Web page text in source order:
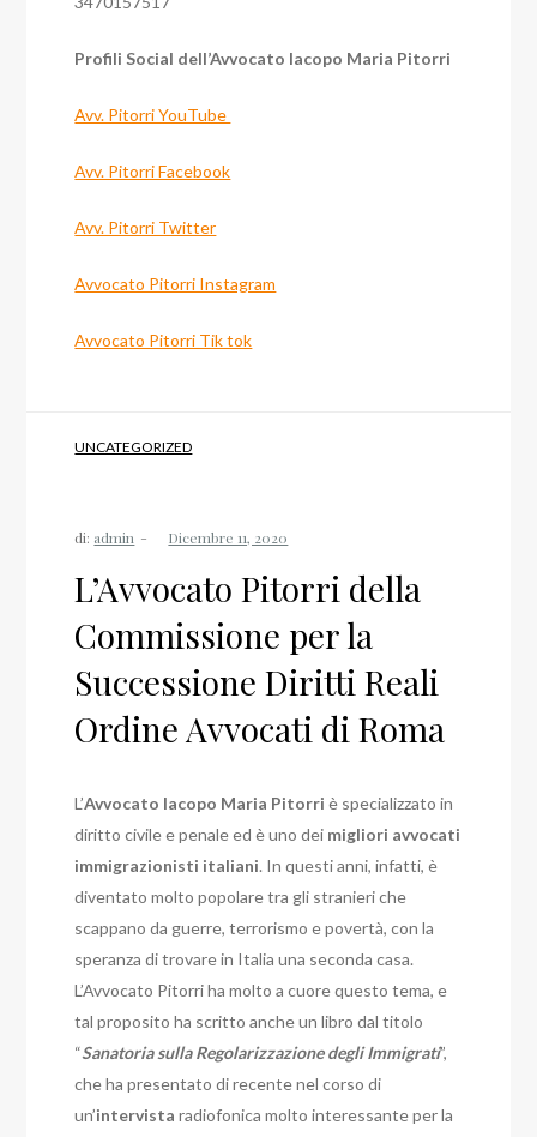
Profili Social dell’Avvocato Iacopo Maria Pitorri
Avv. Pitorri YouTube
Avv. Pitorri Facebook
Avv. Pitorri Twitter
Avvocato Pitorri Instagram
Avvocato Pitorri Tik tok
UNCATEGORIZED
di: admin
L’Avvocato Pitorri della
Commissione per la
Successione Diritti Reali
Ordine Avvocati di Roma
L’Avvocato Iacopo Maria Pitorriè specializzato in
diritto civile e penale ed è uno dei migliori avvocati
immigrazionisti italiani. In questi anni, infatti, è
diventato molto popolare tra gli stranieri che
scappano da guerre, terrorismo e povertà, con la
speranza di trovare in Italia una seconda casa.
L’Avvocato Pitorri ha molto a cuore questo tema, e
tal proposito ha scritto anche un libro dal titolo
“Sanatoria sulla Regolarizzazione degli Immigrati”,
che ha presentato di recente nel corso di
un’intervistaradiofonica molto interessante per la